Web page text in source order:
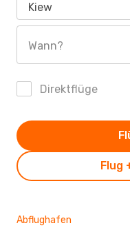
Kiew
Wann?
Direktflüge
Flug
Abflughafen